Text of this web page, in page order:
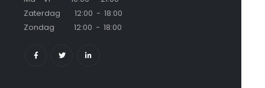
Zaterdag 12:00 - 18:00
Zondag 12:00 - 18:00